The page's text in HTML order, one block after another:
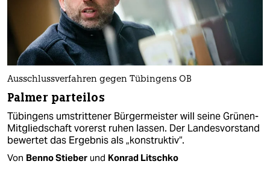
Ausschlussverfahren gegen Tübingens OB
Palmer parteilos
Tübingens umstrittener Bürgermeister will seine Grünen-
Mitgliedschaft vorerst ruhen lassen. Der Landesvorstand
bewertet das Ergebnis als „konstruktiv“.
Von Benno Stieber und Konrad Litschko